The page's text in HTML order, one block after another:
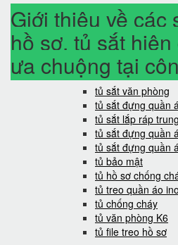
Giới thiệu về các
hồ sơ, tủ sắt
ưa chuộng tại
tủ sắt văn phòng
tủ sắt đựng quần
tủ sắt lắp ráp
tủ sắt đựng quần
tủ sắt đựng quần
tủ bảo mật
tủ hồ sơ chống
tủ treo quần áo
tủ chống cháy
tủ văn phòng K6
tủ file treo hồ sơ